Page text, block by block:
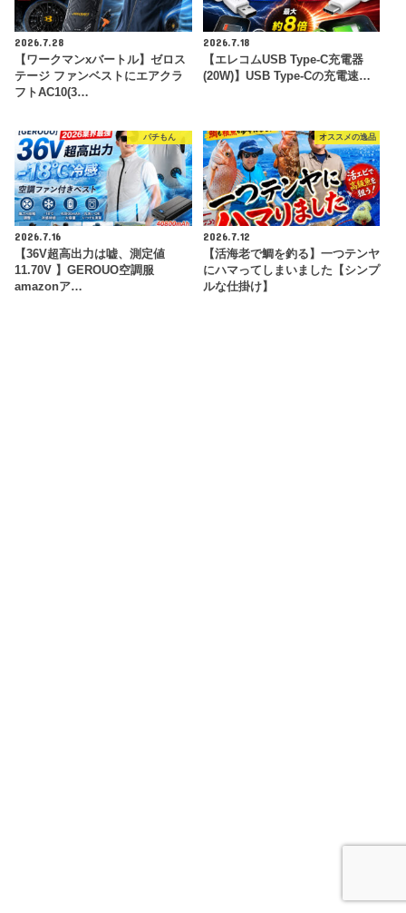
2026.7.28
【ワークマンxバートル】ゼロス
テージ ファンベストにエアクラ
フトAC10(3…
2026.7.18
【エレコムUSB Type-C充電器
(20W)】USB Type-Cの充電速…
パチもん
2026.7.16
【36V超高出力は嘘、測定値
11.70V 】GEROUO空調服
amazonア…
オススメの逸品
2026.7.12
【活海老で鯛を釣る】一つテンヤ
にハマってしまいました【シンプ
ルな仕掛け】